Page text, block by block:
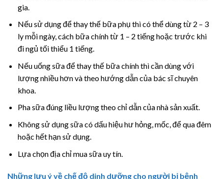
gia.
Nếu sử dụng để thay thế bữa phụ thì có thể dùng từ 2 – 3
ly mỗi ngày, cách bữa chính từ 1 – 2 tiếng hoặc trước khi
đi ngủ tối thiểu 1 tiếng.
Nếu uống sữa để thay thế bữa chính thì cần dùng với
lượng nhiều hơn và theo hướng dẫn của bác sĩ chuyên
khoa.
Pha sữa đúng liều lượng theo chỉ dẫn của nhà sản xuất.
Không sử dụng sữa có dấu hiệu hư hỏng, mốc, để qua đêm
hoặc hết hạn sử dụng.
Lựa chọn địa chỉ mua sữa uy tín.
Những lưu ý về chế độ dinh dưỡng cho người bị bệnh